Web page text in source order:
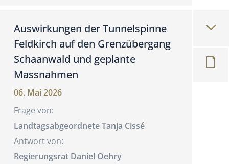
Auswirkungen der Tunnelspinne
Feldkirch auf den Grenzübergang
Schaanwald und geplante
Massnahmen
06. Mai 2026
Frage von:
Landtagsabgeordnete Tanja Cissé
Antwort von:
Regierungsrat Daniel Oehry